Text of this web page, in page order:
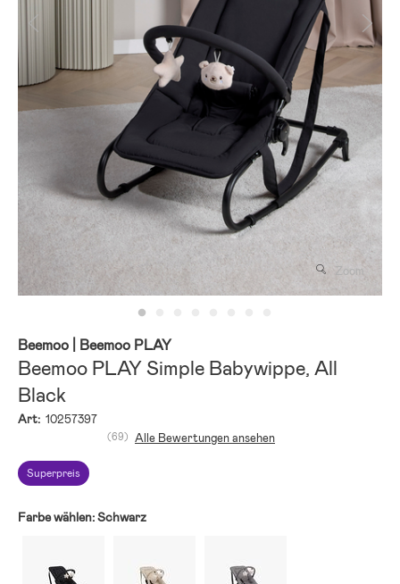
Zoom
Beemoo | Beemoo PLAY
Beemoo PLAY Simple Babywippe, All
Black
Art: 10257397
Superpreis
(69) Alle Bewertungen ansehen
Farbe wählen:Schwarz